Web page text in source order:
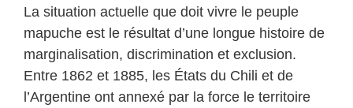
La situation actuelle que doit vivre le peuple
mapuche est le résultat d’une longue histoire de
marginalisation, discrimination et exclusion.
Entre 1862 et 1885, les États du Chili et de
l’Argentine ont annexé par la force le territoire